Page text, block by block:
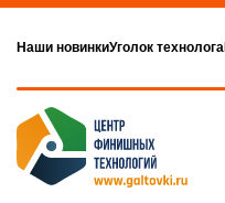
Наши новинкиУголок технолога